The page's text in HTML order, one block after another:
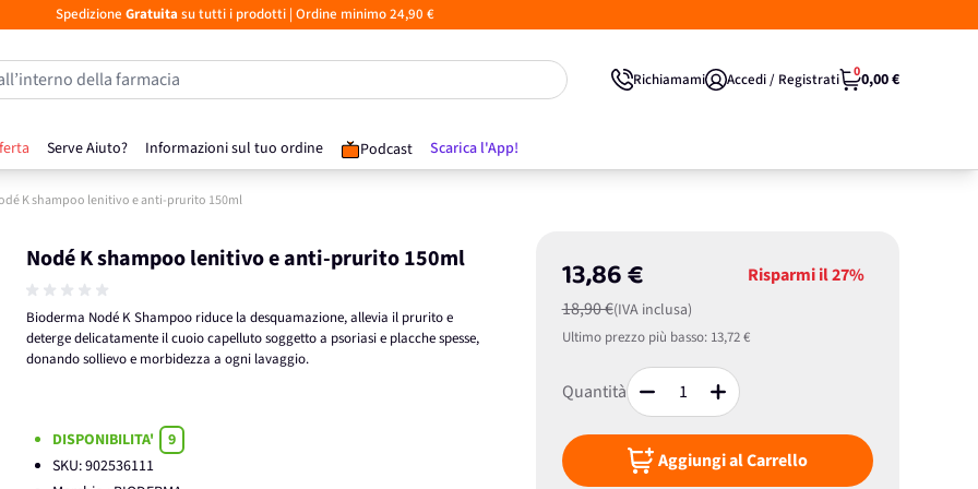
Spedizione Gratuita su tutti i prodotti| Ordine minimo 24,90 €
Serve Aiuto? Informazioni sul tuo ordine Podcast Scarica l'App!
della farmacia Richiamami Accedi / Registrati 00,00 €
K shampoo lenitivo e anti-prurito 150ml
Nodé K shampoo lenitivo e anti-prurito 150ml
Bioderma Nodé K Shampoo riduce la desquamazione, allevia il prurito e
deterge delicatamente il cuoio capelluto soggetto a psoriasi e placche spesse,
donando sollievo e morbidezza a ogni lavaggio.
13,86 €
18,90 €(IVA inclusa)
Risparmi il27%
Ultimo prezzo più basso: 13,72 €
Quantità
Aggiungi al Carrello
DISPONIBILITA'
9
SKU:902536111